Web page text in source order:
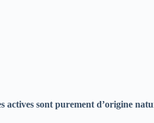
actives sont purement d’origine